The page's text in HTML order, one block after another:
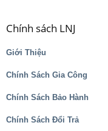
Chính sách LNJ
Giới Thiệu
Chính Sách Gia Công
Chính Sách Bảo Hành
Chính Sách Đổi Trả